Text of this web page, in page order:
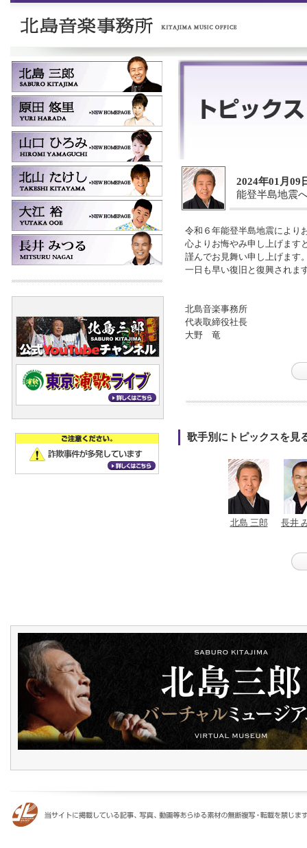
2024年01月09
能登半島地震
令和６年能登半島地震により
心よりお悔やみ申し上げます
謹んでお見舞い申し上げます
一日も早い復旧と復興されま
北島音楽事務所
代表取締役社長
大野 竜
歌手別にトピックスを見
北島 三郎 長井